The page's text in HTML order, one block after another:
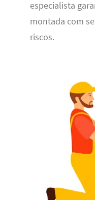
especialista
montada com
riscos.